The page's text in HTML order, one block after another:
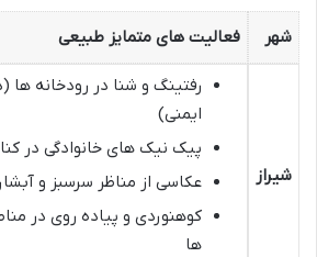
شهر فعالیت های متمایز طبیعی
شیراز
رفتینگ و شنا در رودخانه
ایمنی)
پیک نیک های خانوادگی در
عکاسی از مناظر سرسبز و
کوهنوردی و پیاده روی در
ها